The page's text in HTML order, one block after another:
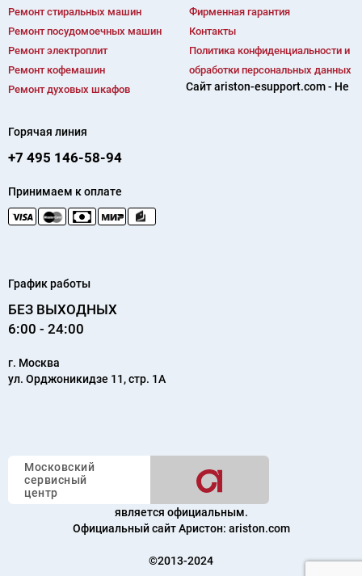
Ремонт cтиральных машин
Ремонт посудомоечных машин
Ремонт электроплит
Ремонт кофемашин
Ремонт духовых шкафов
Фирменная гарантия
Контакты
Политика конфиденциальности и
обработки персональных данных
Горячая линия
+7 495 146-58-94
Принимаем к оплате
График работы
БЕЗ ВЫХОДНЫХ
6:00 - 24:00
г. Москва
ул. Орджоникидзе 11, стр. 1А
Московский
сервисный
центр
Сайт ariston-esupport.com - Не
является официальным.
Официальный сайт Аристон: ariston.com
©2013-2024